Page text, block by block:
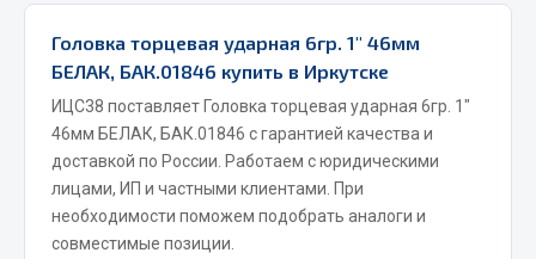
Система питания
Подвеска
Тормозная система
Двери
Окно ветровое
Двигатель
Электрооборудование
Головка торцевая ударная 6гр. 1" 46мм
БЕЛАК, БАК.01846 купить в Иркутске
ИЦС38 поставляет Головка торцевая ударная 6гр. 1"
46мм БЕЛАК, БАК.01846 с гарантией качества и
доставкой по России. Работаем с юридическими
лицами, ИП и частными клиентами. При
необходимости поможем подобрать аналоги и
совместимые позиции.